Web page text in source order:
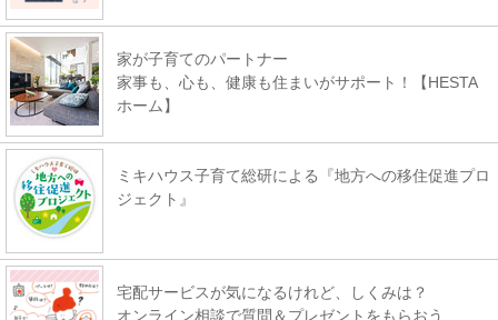
家が子育てのパートナー
家事も、心も、健康も住まいがサポート！【HESTA
ホーム】
ミキハウス子育て総研による『地方への移住促進プロ
ジェクト』
宅配サービスが気になるけれど、しくみは？
オンライン相談で質問＆プレゼントをもらおう